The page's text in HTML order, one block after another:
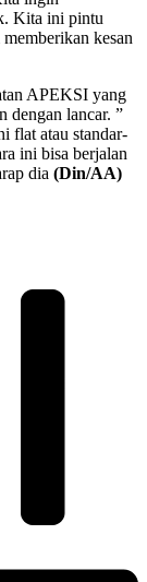
Kita ini pintu
kesan
APEKSI yang
dengan lancar. ”
flat atau standar-
ini bisa berjalan
dia (Din/AA)